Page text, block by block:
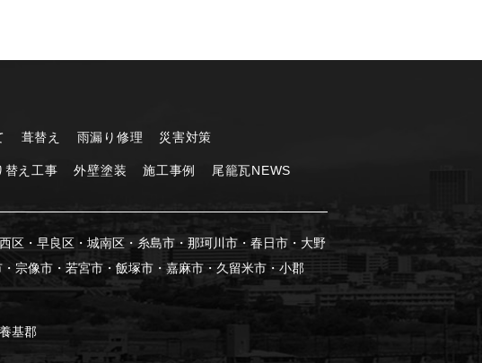
葺替え 雨漏り修理 災害対策
替え工事 外壁塗装 施工事例 尾籠瓦NEWS
区・早良区・城南区・糸島市・那珂川市・春日市・大野
宗像市・若宮市・飯塚市・嘉麻市・久留米市・小郡
基郡